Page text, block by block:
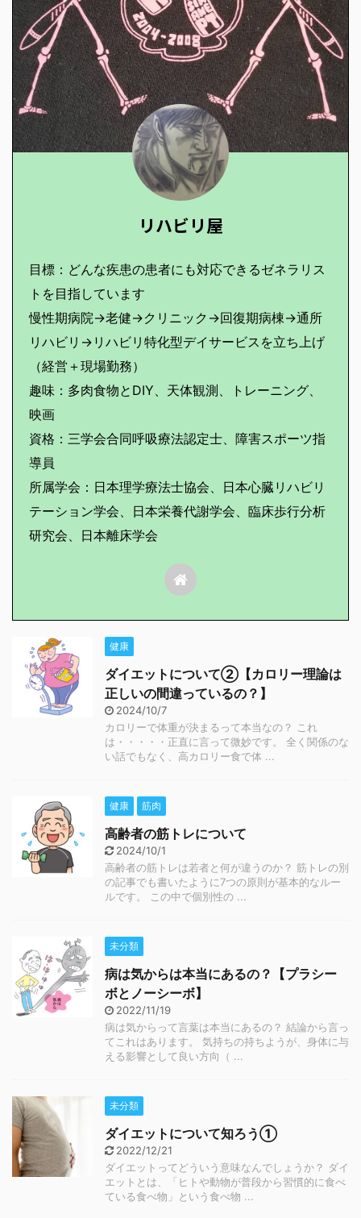
リハビリ屋
目標：どんな疾患の患者にも対応できるゼネラリス
トを目指しています
慢性期病院→老健→クリニック→回復期病棟→通所
リハビリ→リハビリ特化型デイサービスを立ち上げ
（経営＋現場勤務）
趣味：多肉食物とDIY、天体観測、トレーニング、
映画
資格：三学会合同呼吸療法認定士、障害スポーツ指
導員
所属学会：日本理学療法士協会、日本心臓リハビリ
テーション学会、日本栄養代謝学会、臨床歩行分析
研究会、日本離床学会
健康
ダイエットについて②【カロリー理論は
正しいの間違っているの？】
2024/10/7
カロリーで体重が決まるって本当なの？ これ
は・・・・・正直に言って微妙です。 全く関係のな
い話でもなく、高カロリー食で体 ...
健康 筋肉
高齢者の筋トレについて
2024/10/1
高齢者の筋トレは若者と何が違うのか？ 筋トレの別
の記事でも書いたように7つの原則が基本的なルー
ルです。 この中で個別性の ...
未分類
病は気からは本当にあるの？【プラシー
ボとノーシーボ】
2022/11/19
病は気からって言葉は本当にあるの？ 結論から言っ
てこれはあります。 気持ちの持ちようが、身体に与
える影響として良い方向（ ...
未分類
ダイエットについて知ろう①
2022/12/21
ダイエットってどういう意味なんでしょうか？ ダイ
エットとは、「ヒトや動物が普段から習慣的に食べ
ている食べ物」という食べ物 ...